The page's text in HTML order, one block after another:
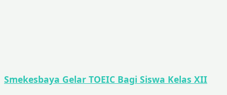
Smekesbaya Gelar TOEIC Bagi Siswa Kelas XII